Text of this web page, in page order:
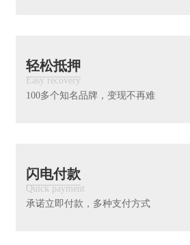
轻松抵押
Easy recovery
100多个知名品牌，变现不再难
闪电付款
Quick payment
承诺立即付款，多种支付方式